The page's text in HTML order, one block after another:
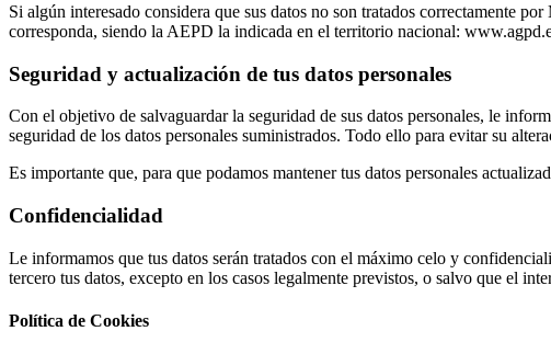
Si algún interesado considera que sus datos no son tratados correctamente
corresponda, siendo la AEPD la indicada en el territorio nacional:
Seguridad y actualización de tus datos personales
Con el objetivo de salvaguardar la seguridad de sus datos personales, le
seguridad de los datos personales suministrados. Todo ello para evitar su
Es importante que, para que podamos mantener tus datos personales
Confidencialidad
Le informamos que tus datos serán tratados con el máximo celo y
tercero tus datos, excepto en los casos legalmente previstos, o salvo que el
Política de Cookies